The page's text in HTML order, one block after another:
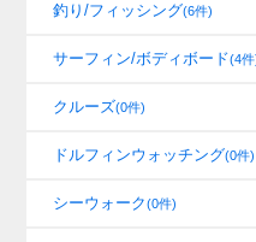
釣り/フィッシング(6件)
サーフィン/ボディボード(4件
クルーズ(0件)
ドルフィンウォッチング(0件)
シーウォーク(0件)